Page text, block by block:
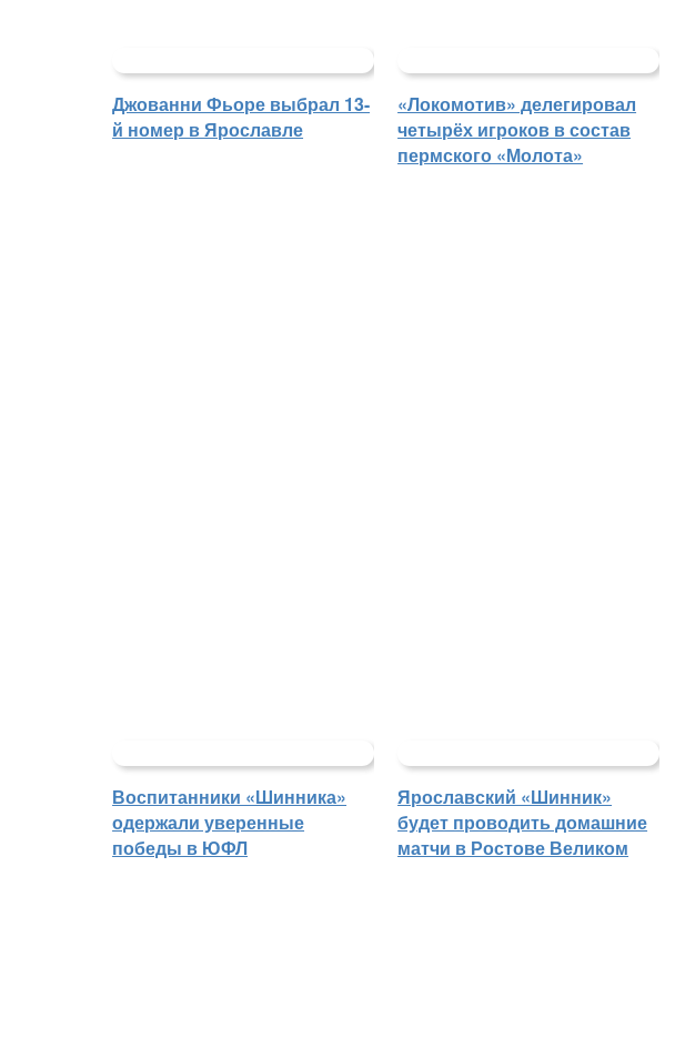
Джованни Фьоре выбрал 13-
й номер в Ярославле
«Локомотив» делегировал
четырёх игроков в состав
пермского «Молота»
Воспитанники «Шинника»
одержали уверенные
победы в ЮФЛ
Ярославский «Шинник»
будет проводить домашние
матчи в Ростове Великом